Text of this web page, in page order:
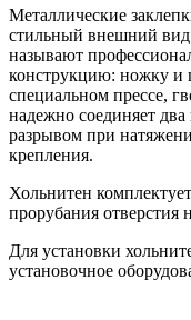
Металлические
стильный внешний
называют
конструкцию: ножку и
специальном прессе,
надежно соединяет
разрывом при
крепления.
Хольнитен
прорубания отверстия
Для установки
установочное